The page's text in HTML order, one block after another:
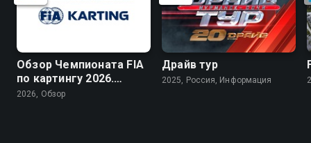
Обзор Чемпионата FIA
по картингу 2026.
Arrive and Drive
2026, Обзор
Драйв тур
2025, Россия, Информация